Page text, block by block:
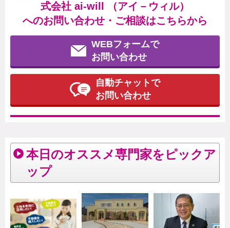
式会社 ai-will （アイ－ウィル）
へのお問い合わせ・ご相談はこちらから
WEBフォームで
お問い合わせ
自動チャットで
お問い合わせ
本日のオススメ専門家をピックア
ップ